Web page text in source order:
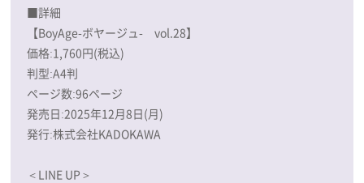
■詳細
【BoyAge-ボヤージュ- vol.28】
価格:1,760円(税込)
判型:A4判
ページ数:96ページ
発売日:2025年12月8日(月)
発行:株式会社KADOKAWA
＜LINE UP＞